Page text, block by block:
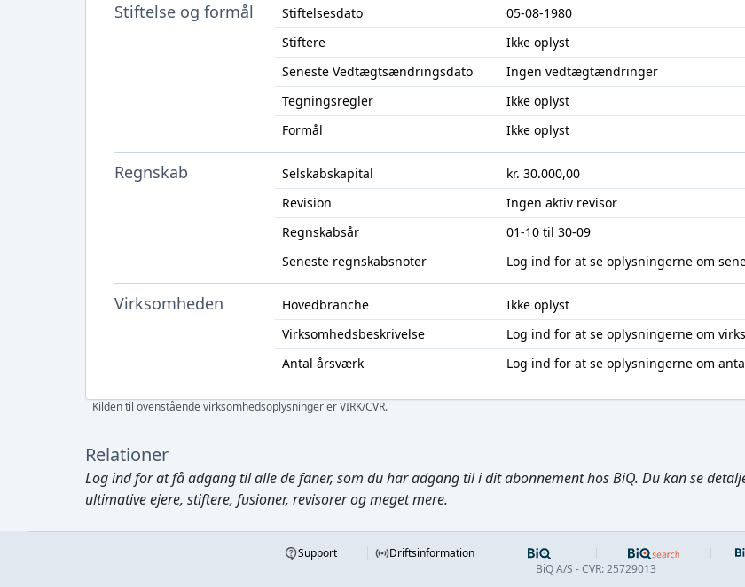
Stiftelse og formål Stiftelsesdato
05-08-1980
Stiftere
Ikke oplyst
Seneste Vedtægtsændringsdato
Ingen vedtægtændringer
Tegningsregler
Ikke oplyst
Formål
Ikke oplyst
Regnskab Selskabskapital
kr. 30.000,00
Revision
Ingen aktiv revisor
Regnskabsår
01-10 til 30-09
Seneste regnskabsnoter
Log ind for at se oplysningerne om
Virksomheden Hovedbranche
Ikke oplyst
Virksomhedsbeskrivelse
Log ind for at se oplysningerne om
Antal årsværk
Log ind for at se oplysningerne om
Kilden til ovenstående virksomhedsoplysninger er VIRK/CVR.
Relationer
Log indfor at få adgang til alle de faner, som du har adgang til i dit abonnement hos BiQ. Du kan se
ultimative ejere, stiftere, fusioner, revisorer og meget mere.
Support
Driftsinformation
BiQ A/S - CVR: 25729013